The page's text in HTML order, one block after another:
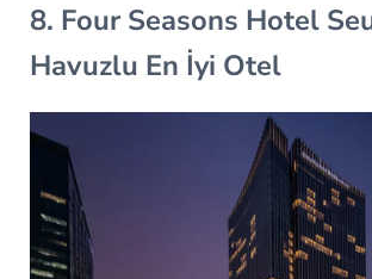
8. Four Seasons Hotel
Havuzlu En İyi Otel